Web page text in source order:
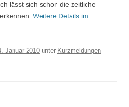
lässt sich schon die zeitliche
Weitere Details im
Januar 2010 unter Kurzmeldungen